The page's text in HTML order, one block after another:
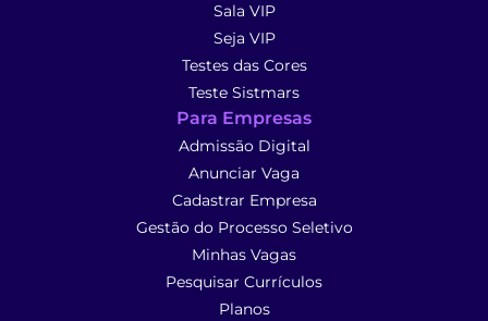
Sala VIP
Seja VIP
Testes das Cores
Teste Sistmars
Para Empresas
Admissão Digital
Anunciar Vaga
Cadastrar Empresa
Gestão do Processo Seletivo
Minhas Vagas
Pesquisar Currículos
Planos